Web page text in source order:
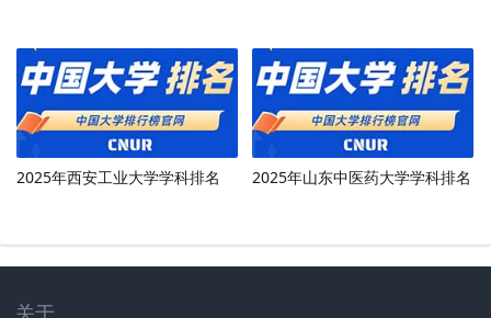
2025年西安工业大学学科排名 2025年山东中医药大学学科排名